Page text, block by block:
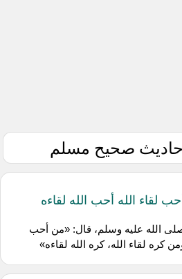
صحيح مسلم
الله أحب الله لقاءه
الله عليه وسلم، قال: «من أحب
كره لقاء الله، كره الله لقاءه»